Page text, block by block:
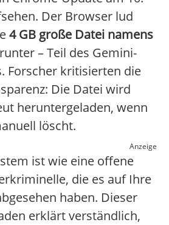
Der Browser lud
4 GB große Datei namens
– Teil des Gemini-
Forscher kritisierten die
Die Datei wird
heruntergeladen, wenn
löscht.
Anzeige
ist wie eine offene
die es auf Ihre
haben. Dieser
erklärt verständlich,